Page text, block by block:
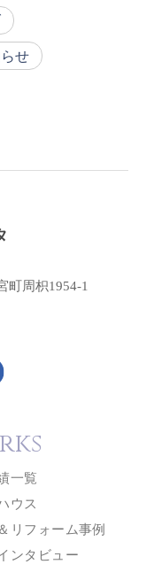
せ
町周枳1954-1
一覧
ウス
リフォーム事例
ンタビュー